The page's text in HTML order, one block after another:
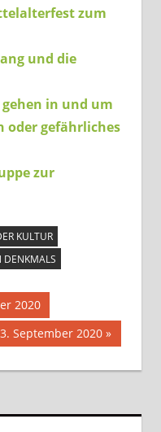
zum
und die
in und um
oder gefährliches
zur
KULTUR
DENKMALS
2020
September 2020